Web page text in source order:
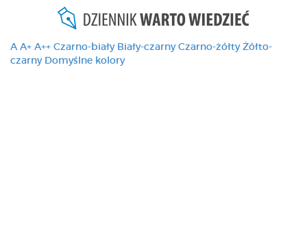
A A+ A++ Czarno-biały Biały-czarny Czarno-żółty Żółto-
czarny Domyślne kolory